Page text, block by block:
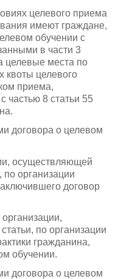
целевого приема
имеют граждане,
обучении с
в части 3
целевые места по
квоты целевого
приема,
частью 8 статьи 55
договора о целевом
осуществляющей
по организации
договор
по организации
гражданина,
обучении.
договора о целевом